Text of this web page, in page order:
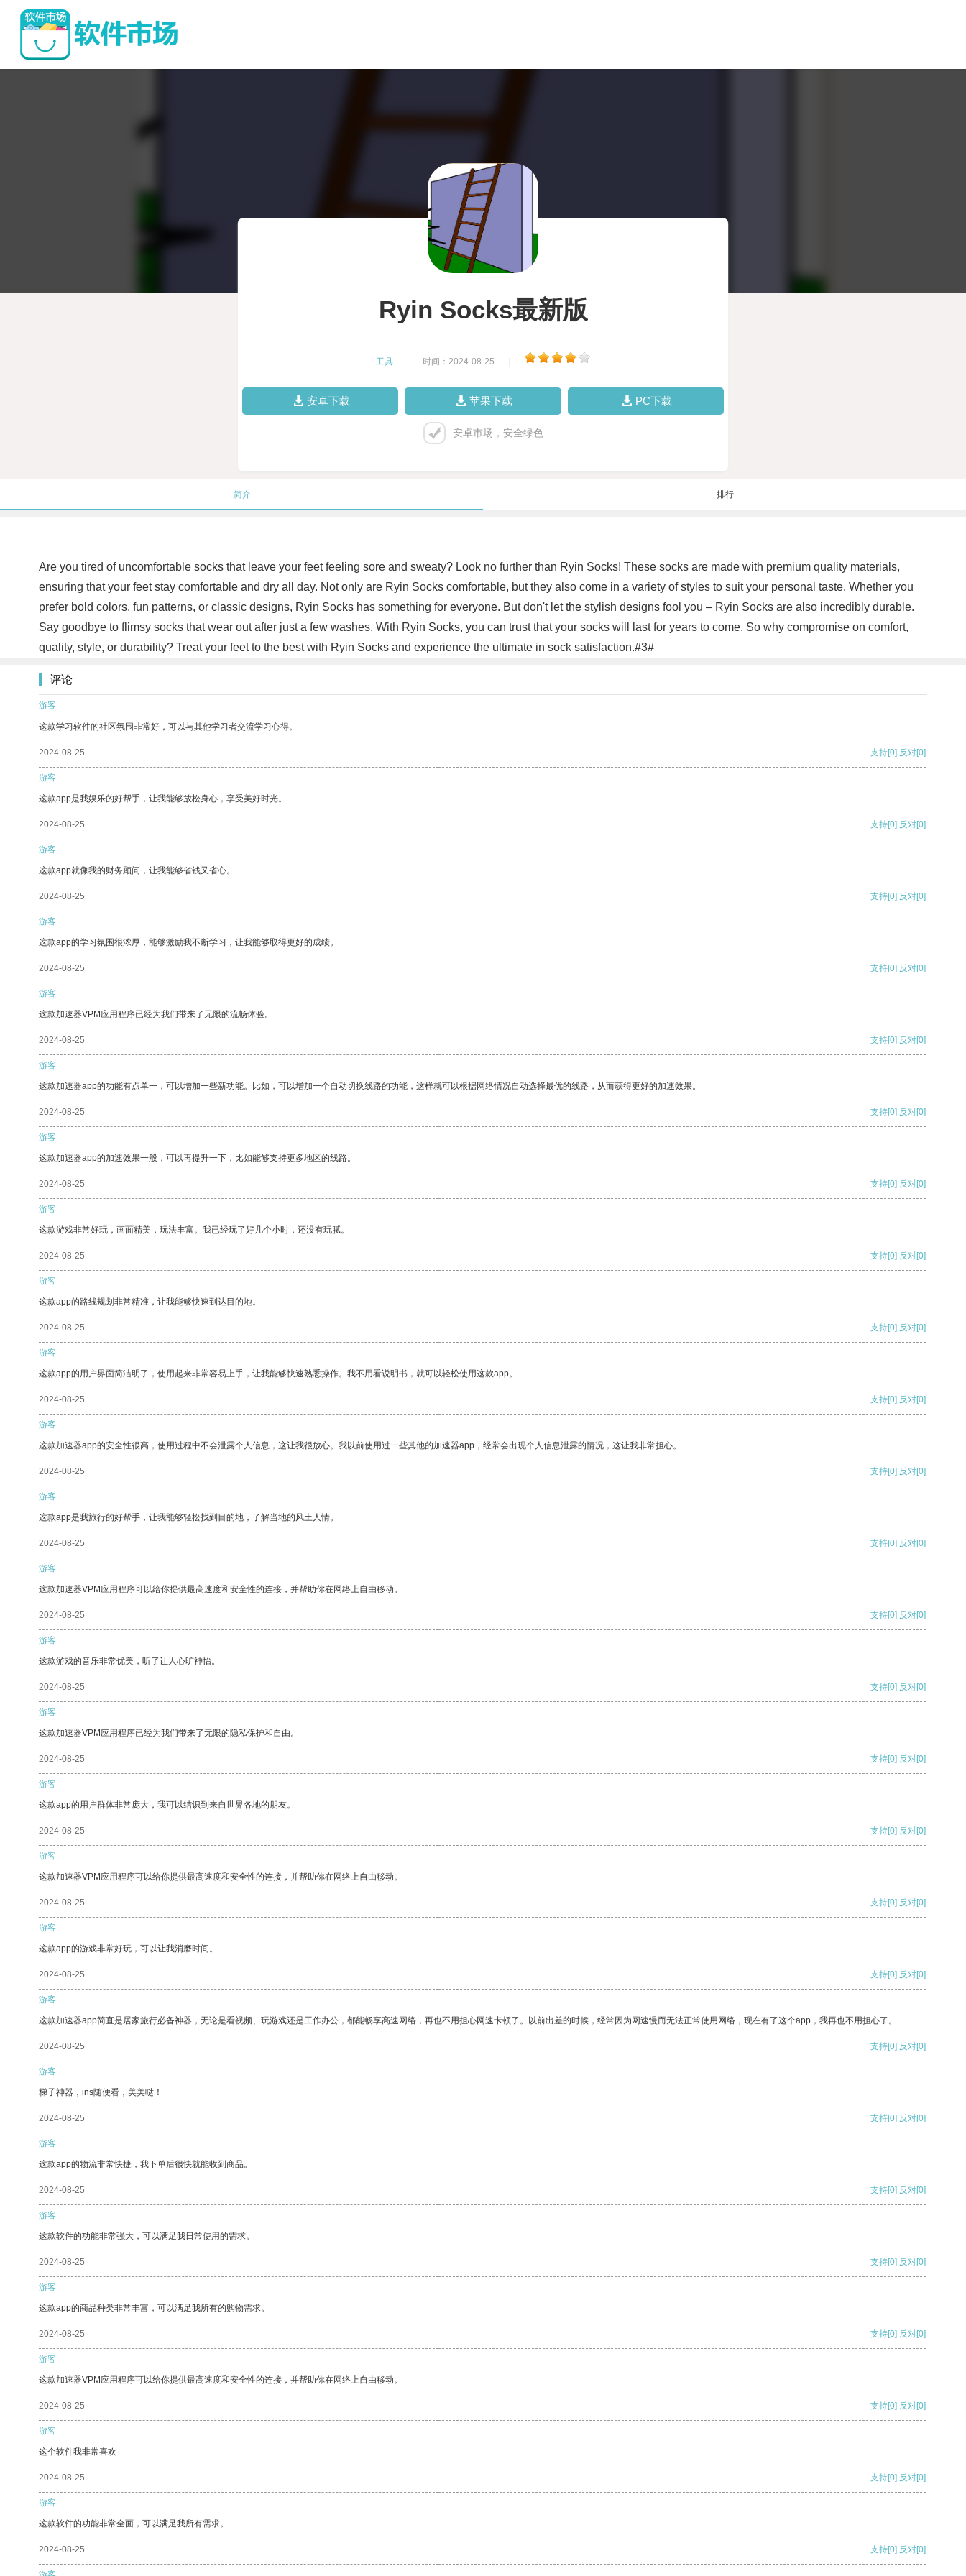
Ryin Socks最新版
工具 时间：2024-08-25
安卓下载 苹果下载 PC下载
安卓市场，安全绿色
简介 排行
Are you tired of uncomfortable socks that leave your feet feeling sore and sweaty? Look no further than Ryin Socks! These socks are made with premium quality materials,
ensuring that your feet stay comfortable and dry all day. Not only are Ryin Socks comfortable, but they also come in a variety of styles to suit your personal taste. Whether you
prefer bold colors, fun patterns, or classic designs, Ryin Socks has something for everyone. But don't let the stylish designs fool you – Ryin Socks are also incredibly durable.
Say goodbye to flimsy socks that wear out after just a few washes. With Ryin Socks, you can trust that your socks will last for years to come. So why compromise on comfort,
quality, style, or durability? Treat your feet to the best with Ryin Socks and experience the ultimate in sock satisfaction.#3#
评论
游客
这款学习软件的社区氛围非常好，可以与其他学习者交流学习心得。
2024-08-25 支持[0] 反对[0]
游客
这款app是我娱乐的好帮手，让我能够放松身心，享受美好时光。
2024-08-25 支持[0] 反对[0]
游客
这款app就像我的财务顾问，让我能够省钱又省心。
2024-08-25 支持[0] 反对[0]
游客
这款app的学习氛围很浓厚，能够激励我不断学习，让我能够取得更好的成绩。
2024-08-25 支持[0] 反对[0]
游客
这款加速器VPM应用程序已经为我们带来了无限的流畅体验。
2024-08-25 支持[0] 反对[0]
游客
这款加速器app的功能有点单一，可以增加一些新功能。比如，可以增加一个自动切换线路的功能，这样就可以根据网络情况自动选择最优的线路，从而获得更好的加速效果。
2024-08-25 支持[0] 反对[0]
游客
这款加速器app的加速效果一般，可以再提升一下，比如能够支持更多地区的线路。
2024-08-25 支持[0] 反对[0]
游客
这款游戏非常好玩，画面精美，玩法丰富。我已经玩了好几个小时，还没有玩腻。
2024-08-25 支持[0] 反对[0]
游客
这款app的路线规划非常精准，让我能够快速到达目的地。
2024-08-25 支持[0] 反对[0]
游客
这款app的用户界面简洁明了，使用起来非常容易上手，让我能够快速熟悉操作。我不用看说明书，就可以轻松使用这款app。
2024-08-25 支持[0] 反对[0]
游客
这款加速器app的安全性很高，使用过程中不会泄露个人信息，这让我很放心。我以前使用过一些其他的加速器app，经常会出现个人信息泄露的情况，这让我非常担心。
2024-08-25 支持[0] 反对[0]
游客
这款app是我旅行的好帮手，让我能够轻松找到目的地，了解当地的风土人情。
2024-08-25 支持[0] 反对[0]
游客
这款加速器VPM应用程序可以给你提供最高速度和安全性的连接，并帮助你在网络上自由移动。
2024-08-25 支持[0] 反对[0]
游客
这款游戏的音乐非常优美，听了让人心旷神怡。
2024-08-25 支持[0] 反对[0]
游客
这款加速器VPM应用程序已经为我们带来了无限的隐私保护和自由。
2024-08-25 支持[0] 反对[0]
游客
这款app的用户群体非常庞大，我可以结识到来自世界各地的朋友。
2024-08-25 支持[0] 反对[0]
游客
这款加速器VPM应用程序可以给你提供最高速度和安全性的连接，并帮助你在网络上自由移动。
2024-08-25 支持[0] 反对[0]
游客
这款app的游戏非常好玩，可以让我消磨时间。
2024-08-25 支持[0] 反对[0]
游客
这款加速器app简直是居家旅行必备神器，无论是看视频、玩游戏还是工作办公，都能畅享高速网络，再也不用担心网速卡顿了。以前出差的时候，经常因为网速慢而无法正常使用网络，现在有了这个app，我再也不用担心了。
2024-08-25 支持[0] 反对[0]
游客
梯子神器，ins随便看，美美哒！
2024-08-25 支持[0] 反对[0]
游客
这款app的物流非常快捷，我下单后很快就能收到商品。
2024-08-25 支持[0] 反对[0]
游客
这款软件的功能非常强大，可以满足我日常使用的需求。
2024-08-25 支持[0] 反对[0]
游客
这款app的商品种类非常丰富，可以满足我所有的购物需求。
2024-08-25 支持[0] 反对[0]
游客
这款加速器VPM应用程序可以给你提供最高速度和安全性的连接，并帮助你在网络上自由移动。
2024-08-25 支持[0] 反对[0]
游客
这个软件我非常喜欢
2024-08-25 支持[0] 反对[0]
游客
这款软件的功能非常全面，可以满足我所有需求。
2024-08-25 支持[0] 反对[0]